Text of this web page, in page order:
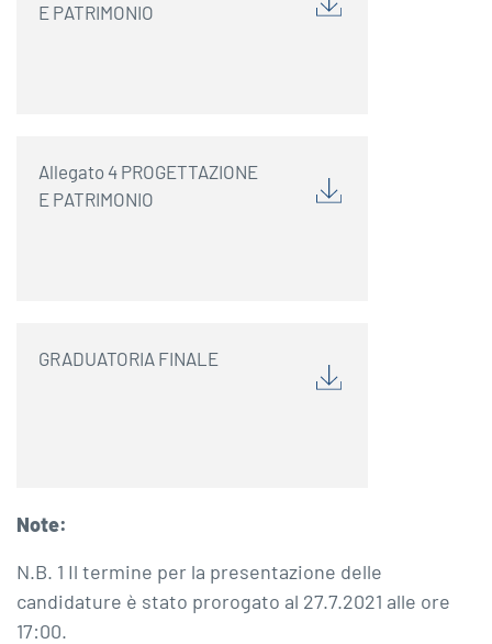
E PATRIMONIO
Allegato 4 PROGETTAZIONE
E PATRIMONIO
GRADUATORIA FINALE
Note:
N.B. 1 Il termine per la presentazione delle
candidature è stato prorogato al 27.7.2021 alle ore
17:00.